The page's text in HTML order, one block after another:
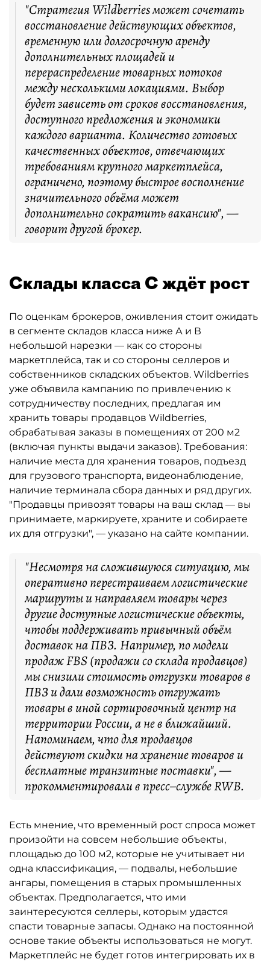
"Стратегия Wildberries может сочетать
восстановление действующих объектов,
временную или долгосрочную аренду
дополнительных площадей и
перераспределение товарных потоков
между несколькими локациями. Выбор
будет зависеть от сроков восстановления,
доступного предложения и экономики
каждого варианта. Количество готовых
качественных объектов, отвечающих
требованиям крупного маркетплейса,
ограничено, поэтому быстрое восполнение
значительного объёма может
дополнительно сократить вакансию", —
говорит другой брокер.
Склады класса С ждёт рост
По оценкам брокеров, оживления стоит ожидать
в сегменте складов класса ниже А и В
небольшой нарезки — как со стороны
маркетплейса, так и со стороны селлеров и
собственников складских объектов. Wildberries
уже объявила кампанию по привлечению к
сотрудничеству последних, предлагая им
хранить товары продавцов Wildberries,
обрабатывая заказы в помещениях от 200 м2
(включая пункты выдачи заказов). Требования:
наличие места для хранения товаров, подъезд
для грузового транспорта, видеонаблюдение,
наличие терминала сбора данных и ряд других.
"Продавцы привозят товары на ваш склад — вы
принимаете, маркируете, храните и собираете
их для отгрузки", — указано на сайте компании.
"Несмотря на сложившуюся ситуацию, мы
оперативно перестраиваем логистические
маршруты и направляем товары через
другие доступные логистические объекты,
чтобы поддерживать привычный объём
доставок на ПВЗ. Например, по модели
продаж FBS (продажи со склада продавцов)
мы снизили стоимость отгрузки товаров в
ПВЗ и дали возможность отгружать
товары в иной сортировочный центр на
территории России, а не в ближайший.
Напоминаем, что для продавцов
действуют скидки на хранение товаров и
бесплатные транзитные поставки", —
прокомментировали в пресс–службе RWB.
Есть мнение, что временный рост спроса может
произойти на совсем небольшие объекты,
площадью до 100 м2, которые не учитывает ни
одна классификация, — подвалы, небольшие
ангары, помещения в старых промышленных
объектах. Предполагается, что ими
заинтересуются селлеры, которым удастся
спасти товарные запасы. Однако на постоянной
основе такие объекты использоваться не могут.
Маркетплейс не будет готов интегрировать их в